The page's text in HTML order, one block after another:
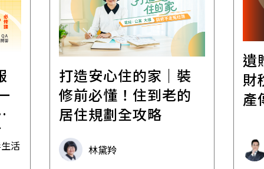
活
打造安心住的家｜裝
修前必懂！住到老的
居住規劃全攻略
林黛羚
遺
財
產